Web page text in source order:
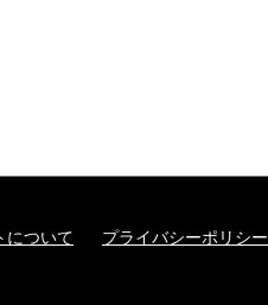
について プライバシーポリシー